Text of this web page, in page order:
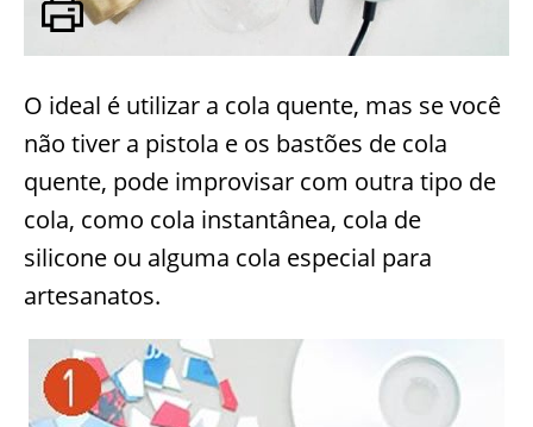
O ideal é utilizar a cola quente, mas se você
não tiver a pistola e os bastões de cola
quente, pode improvisar com outra tipo de
cola, como cola instantânea, cola de
silicone ou alguma cola especial para
artesanatos.